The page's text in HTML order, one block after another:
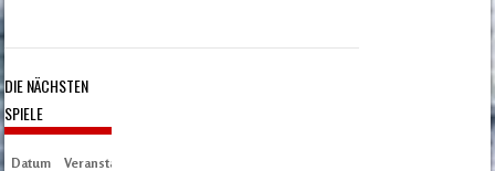
DIE NÄCHSTEN
SPIELE
Datum Veranstaltung